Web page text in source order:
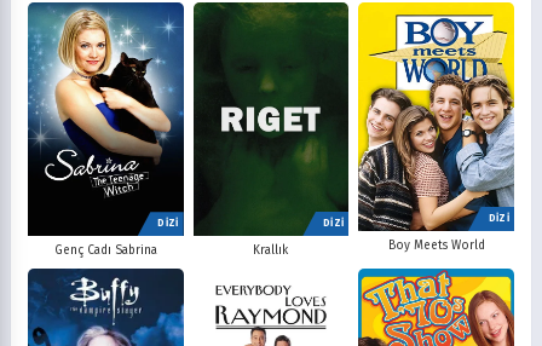
DİZİ
Genç Cadı Sabrina
DİZİ
Krallık
DİZİ
Boy Meets World